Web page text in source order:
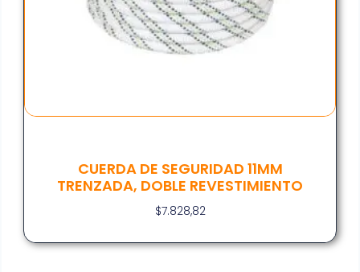
CUERDA DE SEGURIDAD 11MM
TRENZADA, DOBLE REVESTIMIENTO
$7.828,82